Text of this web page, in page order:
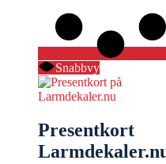
Snabbvy
Presentkort